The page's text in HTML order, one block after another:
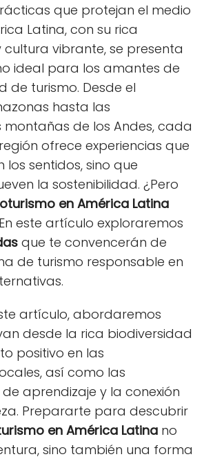
que protejan el medio
Latina, con su rica
vibrante, se presenta
ideal para los amantes de
de turismo. Desde el
hasta las
montañas de los Andes, cada
ofrece experiencias que
los sentidos, sino que
la sostenibilidad. ¿Pero
en América Latina
este artículo exploraremos
que te convencerán de
de turismo responsable en
artículo, abordaremos
desde la rica biodiversidad
positivo en las
así como las
aprendizaje y la conexión
Prepararte para descubrir
en América Latina no
sino también una forma